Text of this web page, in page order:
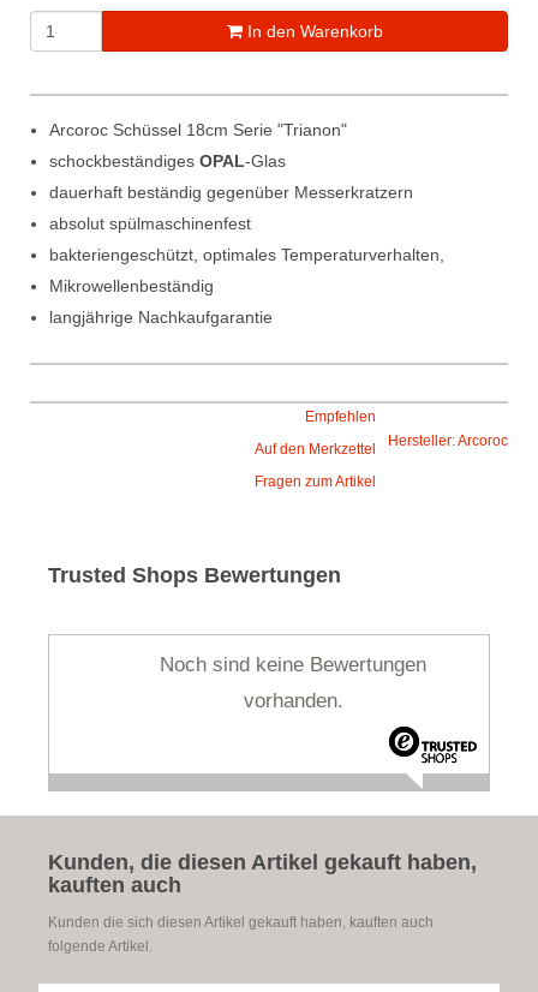
In den Warenkorb
Arcoroc Schüssel 18cm Serie "Trianon"
schockbeständiges OPAL-Glas
dauerhaft beständig gegenüber Messerkratzern
absolut spülmaschinenfest
bakteriengeschützt, optimales Temperaturverhalten,
Mikrowellenbeständig
langjährige Nachkaufgarantie
Hersteller: Arcoroc
Empfehlen
Auf den Merkzettel
Fragen zum Artikel
Trusted Shops Bewertungen
Noch sind keine Bewertungen
vorhanden.
Kunden, die diesen Artikel gekauft haben,
kauften auch
Kunden die sich diesen Artikel gekauft haben, kauften auch
folgende Artikel.